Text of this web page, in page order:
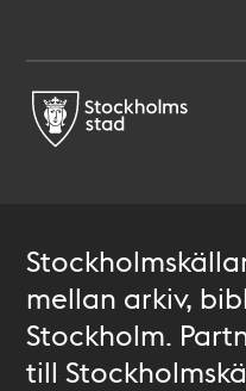
mellan arkiv,
Stockholm.
till